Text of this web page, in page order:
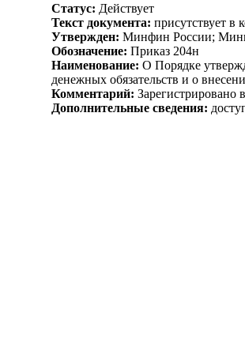
Статус: Действует
Текст документа: присутствует в
Утвержден: Минфин России;
Обозначение: Приказ 204н
Наименование: О Порядке
денежных обязательств и о
Комментарий:
Дополнительные сведения: